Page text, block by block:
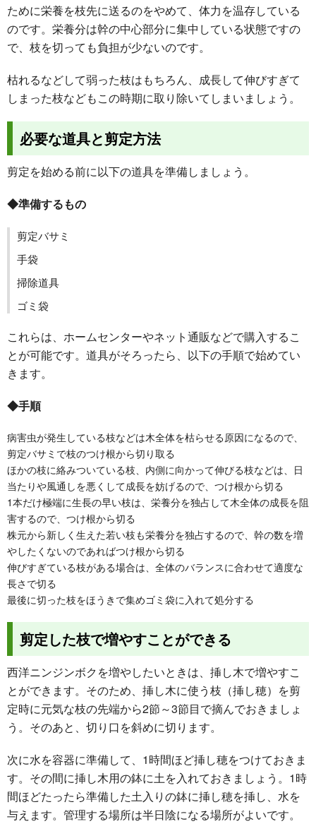
ために栄養を枝先に送るのをやめて、体力を温存している
のです。栄養分は幹の中心部分に集中している状態ですの
で、枝を切っても負担が少ないのです。
枯れるなどして弱った枝はもちろん、成長して伸びすぎて
しまった枝などもこの時期に取り除いてしまいましょう。
必要な道具と剪定方法
剪定を始める前に以下の道具を準備しましょう。
◆準備するもの
剪定バサミ
手袋
掃除道具
ゴミ袋
これらは、ホームセンターやネット通販などで購入するこ
とが可能です。道具がそろったら、以下の手順で始めてい
きます。
◆手順
病害虫が発生している枝などは木全体を枯らせる原因になるので、
剪定バサミで枝のつけ根から切り取る
ほかの枝に絡みついている枝、内側に向かって伸びる枝などは、日
当たりや風通しを悪くして成長を妨げるので、つけ根から切る
1本だけ極端に生長の早い枝は、栄養分を独占して木全体の成長を阻
害するので、つけ根から切る
株元から新しく生えた若い枝も栄養分を独占するので、幹の数を増
やしたくないのであればつけ根から切る
伸びすぎている枝がある場合は、全体のバランスに合わせて適度な
長さで切る
最後に切った枝をほうきで集めゴミ袋に入れて処分する
剪定した枝で増やすことができる
西洋ニンジンボクを増やしたいときは、挿し木で増やすこ
とができます。そのため、挿し木に使う枝（挿し穂）を剪
定時に元気な枝の先端から2節～3節目で摘んでおきましょ
う。そのあと、切り口を斜めに切ります。
次に水を容器に準備して、1時間ほど挿し穂をつけておきま
す。その間に挿し木用の鉢に土を入れておきましょう。1時
間ほどたったら準備した土入りの鉢に挿し穂を挿し、水を
与えます。管理する場所は半日陰になる場所がよいです。